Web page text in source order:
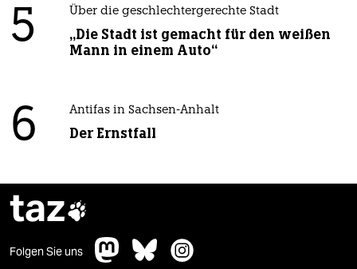
5 Über die geschlechtergerechte Stadt
„Die Stadt ist gemacht für den weißen
Mann in einem Auto“
6 Antifas in Sachsen-Anhalt
Der Ernstfall
taz
Folgen Sie uns